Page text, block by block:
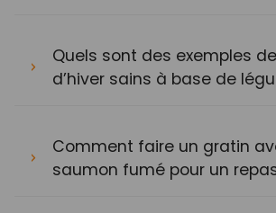
Quels sont des exemples
d’hiver sains à base de
Comment faire un gratin
saumon fumé pour un